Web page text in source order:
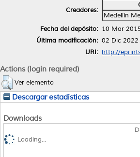
Creadores:
Medellín
Fecha del depósito: 10 Mar
Última modificación: 02 Dic 2022
URI: http://
Actions (login required)
Ver elemento
Descargar estadísticas
Downloads
Loading...